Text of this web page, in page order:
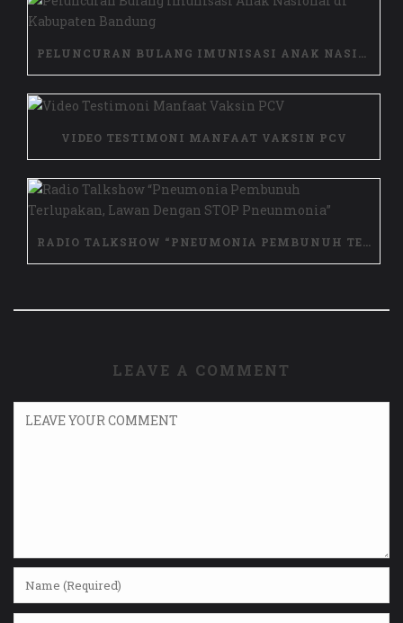
VIDEO TESTIMONI MANFAAT VAKSIN PCV
RADIO TALKSHOW “PNEUMONIA PEMBUNUH TERLUPAKAN, LAWAN DENGAN STOP PNEUNMONIA”
LEAVE A COMMENT